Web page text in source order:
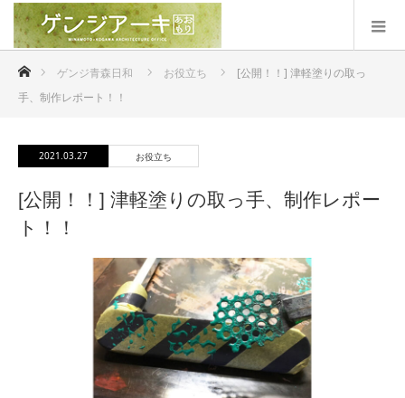
ホームゲンジ青森日和 お役立ち
[公開！！] 津軽塗りの取っ
手、制作レポート！！
2021.03.27 お役立ち
[公開！！] 津軽塗りの取っ手、制作レポー
ト！！